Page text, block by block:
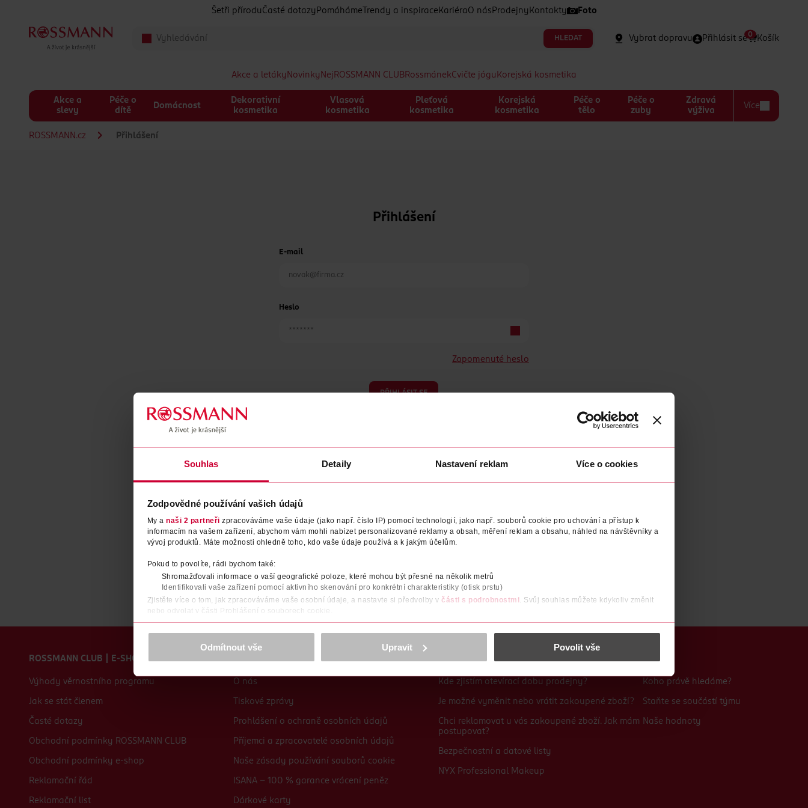
Souhlas Detaily Nastavení reklam Více o cookies
Zodpovědné používání vašich údajů
My a naši 2 partneři zpracováváme vaše údaje (jako např. číslo IP) pomocí technologií, jako např. souborů cookie pro uchování a přístup k
informacím na vašem zařízení, abychom vám mohli nabízet personalizované reklamy a obsah, měření reklam a obsahu, náhled na návštěvníky a
vývoj produktů. Máte možnosti ohledně toho, kdo vaše údaje používá a k jakým účelům.
Pokud to povolíte, rádi bychom také:
Shromažďovali informace o vaší geografické poloze, které mohou být přesné na několik metrů
Identifikovali vaše zařízení pomocí aktivního skenování pro konkrétní charakteristiky (otisk prstu)
Zjistěte více o tom, jak zpracováváme vaše osobní údaje, a nastavte si předvolby v části s podrobnostmi. Svůj souhlas můžete kdykoliv změnit
nebo odvolat v části Prohlášení o souborech cookie.
K provozu stránek, personalizaci obsahu a reklam, funkcí sociálních médií, analýze návštěvnosti, které mohou nést osobní údaje.
prohlášení o ochraně osobních údajů.
Děkujeme za pochopení. >více o cookies<
Odmítnout vše Upravit Povolit vše
Šetři přírodu Časté dotazy Pomáháme Trendy a inspirace Kariéra O nás Prodejny Kontakty Foto
HLEDAT Vybrat dopravu Přihlásit se Košík
0
Akce a letáky Novinky Nej ROSSMANN CLUBRossmánekCvičte jógu Korejská kosmetika
Akce a
slevy
Péče o
dítě
Domácnost
Dekorativní
kosmetika
Vlasová
kosmetika
Pleťová
kosmetika
Korejská
kosmetika
Péče o
tělo
Péče o
zuby
Zdravá
výživa
Více
ROSSMANN.cz Přihlášení
Přihlášení
E-mail
Heslo
Zapomenuté heslo
PŘIHLÁSIT SE
Nemáte účet? Registrujte se e-mailem
ROSSMANN CLUB | E-SHOP
Výhody věrnostního programu
Jak se stát členem
Časté dotazy
Obchodní podmínky ROSSMANN CLUB
Obchodní podmínky e-shop
Reklamační řád
Reklamační list
O nás
Tiskové zprávy
Prohlášení o ochraně osobních údajů
Příjemci a zpracovatelé osobních údajů
Naše zásady používání souborů cookie
ISANA - 100 % garance vrácení peněz
Dárkové karty
Časté dotazy
Kde zjistím otevírací dobu prodejny?
Je možné vyměnit nebo vrátit zakoupené zboží?
Chci reklamovat u vás zakoupené zboží. Jak mám
postupovat?
Bezpečnostní a datové listy
NYX Professional Makeup
Kariéra
Koho právě hledáme?
Staňte se součástí týmu
Naše hodnoty